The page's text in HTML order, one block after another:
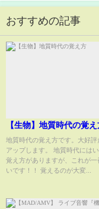
おすすめの記事
【生物】地質時代の覚え
地質時代の覚え方です。大好評
アップします。 地質時代には
覚え方がありますが、これが一
いです！！ 覚えるのが大変...